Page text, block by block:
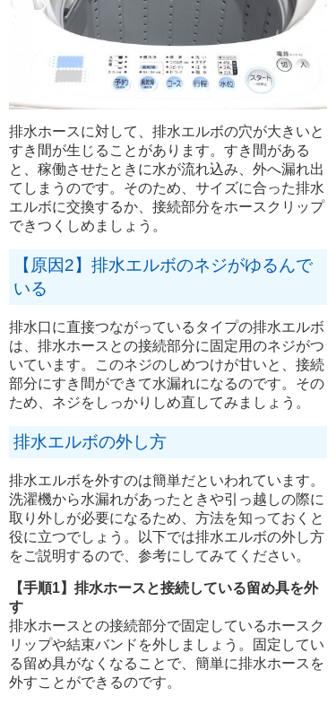
排水ホースに対して、排水エルボの穴が大きいと
すき間が生じることがあります。すき間がある
と、稼働させたときに水が流れ込み、外へ漏れ出
てしまうのです。そのため、サイズに合った排水
エルボに交換するか、接続部分をホースクリップ
できつくしめましょう。
【原因2】排水エルボのネジがゆるんで
いる
排水口に直接つながっているタイプの排水エルボ
は、排水ホースとの接続部分に固定用のネジがつ
いています。このネジのしめつけが甘いと、接続
部分にすき間ができて水漏れになるのです。その
ため、ネジをしっかりしめ直してみましょう。
排水エルボの外し方
排水エルボを外すのは簡単だといわれています。
洗濯機から水漏れがあったときや引っ越しの際に
取り外しが必要になるため、方法を知っておくと
役に立つでしょう。以下では排水エルボの外し方
をご説明するので、参考にしてみてください。
【手順1】排水ホースと接続している留め具を外
す
排水ホースとの接続部分で固定しているホースク
リップや結束バンドを外しましょう。固定してい
る留め具がなくなることで、簡単に排水ホースを
外すことができるのです。